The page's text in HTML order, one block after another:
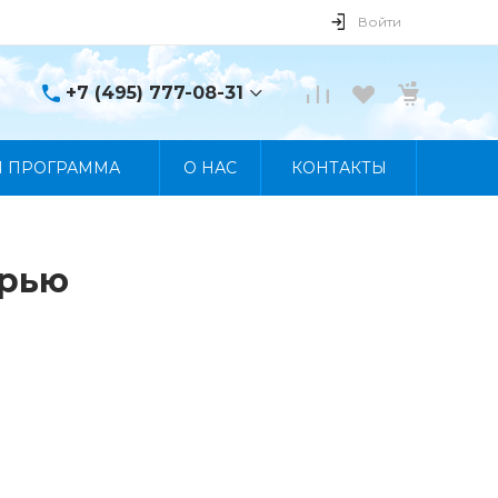
Войти
+7 (495) 777-08-31
+7 (495) 777-08-31
ПРОГРАММА О НАС КОНТАКТЫ